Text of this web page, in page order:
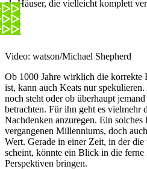
als Häuser, die vielleicht komplett
Video: watson/Michael Shepherd
Ob 1000 Jahre wirklich die korrekte
ist, kann auch Keats nur
noch steht oder ob überhaupt
betrachten. Für ihn geht es vielmehr
Nachdenken anzuregen. Ein
vergangenen Millenniums, doch
Wert. Gerade in einer Zeit, in der
scheint, könnte ein Blick in die
Perspektiven bringen.